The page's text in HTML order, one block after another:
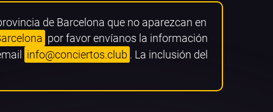
de Barcelona que no aparezcan en
por favor envíanos la información
info@conciertos.club . La inclusión del